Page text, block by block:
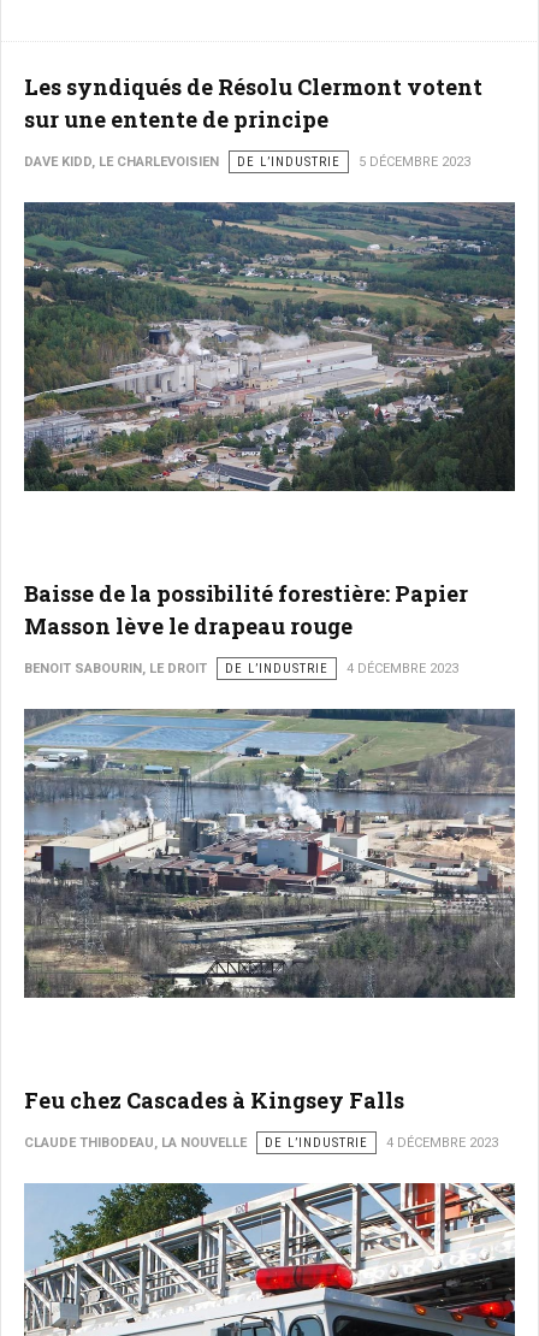
Les syndiqués de Résolu Clermont votent
sur une entente de principe
DAVE KIDD, LE CHARLEVOISIEN DE L’INDUSTRIE 5 DÉCEMBRE 2023
Baisse de la possibilité forestière: Papier
Masson lève le drapeau rouge
BENOIT SABOURIN, LE DROIT DE L’INDUSTRIE 4 DÉCEMBRE 2023
Feu chez Cascades à Kingsey Falls
CLAUDE THIBODEAU, LA NOUVELLE DE L’INDUSTRIE 4 DÉCEMBRE 2023